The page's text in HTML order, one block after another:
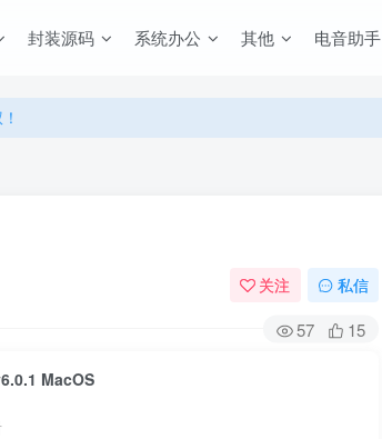
封装源码 系统办公 其他 电音助手
关注 私信
57 15
MacOS